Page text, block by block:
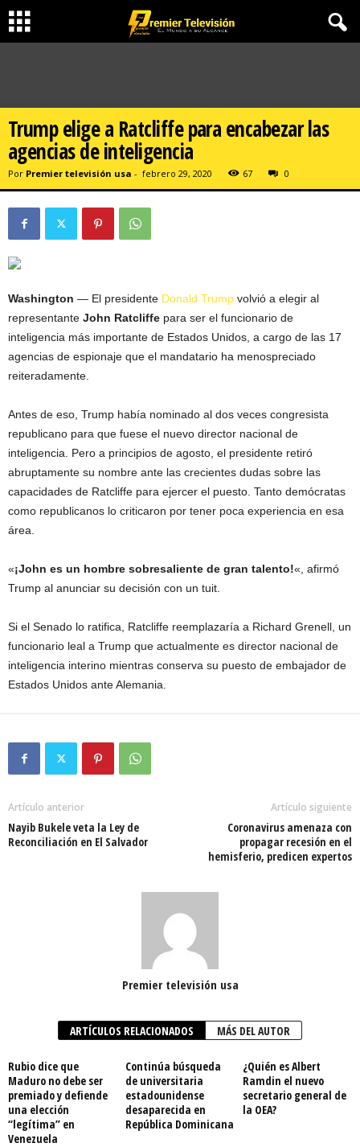
Trump elige a Ratcliffe para encabezar las
agencias de inteligencia
Por Premier televisión usa - febrero 29, 2020 67 0
Washington — El presidente Donald Trump volvió a elegir al
representante John Ratcliffe para ser el funcionario de
inteligencia más importante de Estados Unidos, a cargo de las 17
agencias de espionaje que el mandatario ha menospreciado
reiteradamente.
Antes de eso, Trump había nominado al dos veces congresista
republicano para que fuese el nuevo director nacional de
inteligencia. Pero a principios de agosto, el presidente retiró
abruptamente su nombre ante las crecientes dudas sobre las
capacidades de Ratcliffe para ejercer el puesto. Tanto demócratas
como republicanos lo criticaron por tener poca experiencia en esa
área.
«¡John es un hombre sobresaliente de gran talento!«, afirmó
Trump al anunciar su decisión con un tuit.
Si el Senado lo ratifica, Ratcliffe reemplazaría a Richard Grenell, un
funcionario leal a Trump que actualmente es director nacional de
inteligencia interino mientras conserva su puesto de embajador de
Estados Unidos ante Alemania.
Artículo anterior
Nayib Bukele veta la Ley de
Reconciliación en El Salvador
Artículo siguiente
Coronavirus amenaza con
propagar recesión en el
hemisferio, predicen expertos
Premier televisión usa
ARTÍCULOS RELACIONADOS MÁS DEL AUTOR
Rubio dice que
Maduro no debe ser
premiado y defiende
una elección
“legítima” en
Venezuela
Continúa búsqueda
de universitaria
estadounidense
desaparecida en
República Dominicana
¿Quién es Albert
Ramdin el nuevo
secretario general de
la OEA?